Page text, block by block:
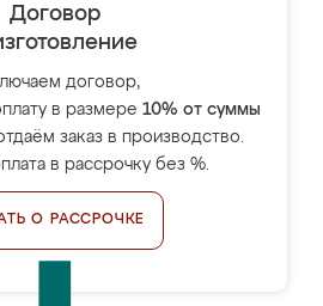
Договор
договор,
в размере 10% от суммы
заказ в производство.
в рассрочку без %.
О РАССРОЧКЕ